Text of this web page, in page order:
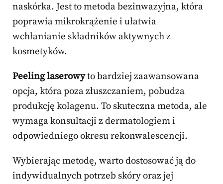
naskórka. Jest to metoda bezinwazyjna, która
poprawia mikrokrążenie i ułatwia
wchłanianie składników aktywnych z
kosmetyków.
Peeling laserowyto bardziej zaawansowana
opcja, która poza złuszczaniem, pobudza
produkcję kolagenu. To skuteczna metoda, ale
wymaga konsultacji z dermatologiem i
odpowiedniego okresu rekonwalescencji.
Wybierając metodę, warto dostosować ją do
indywidualnych potrzeb skóry oraz jej